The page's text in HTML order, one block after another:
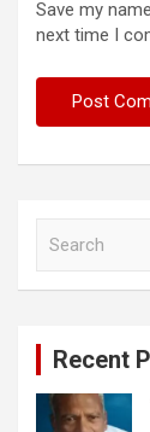
Save my
next time I
Recent